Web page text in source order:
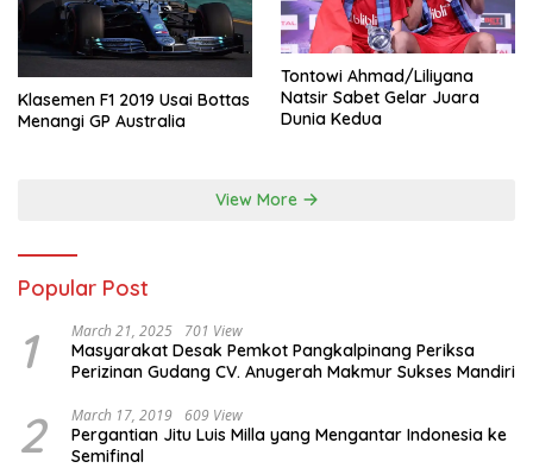
Klasemen F1 2019 Usai Bottas
Menangi GP Australia
Tontowi Ahmad/Liliyana
Natsir Sabet Gelar Juara
Dunia Kedua
View More
Popular Post
1 March 21, 2025 701 View
Masyarakat Desak Pemkot Pangkalpinang Periksa
Perizinan Gudang CV. Anugerah Makmur Sukses Mandiri
2 March 17, 2019 609 View
Pergantian Jitu Luis Milla yang Mengantar Indonesia ke
Semifinal